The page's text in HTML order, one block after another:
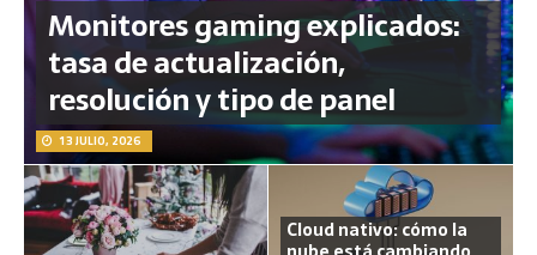
Monitores gaming explicados:
tasa de actualización,
resolución y tipo de panel
13 JULIO, 2026
Cloud nativo: cómo la